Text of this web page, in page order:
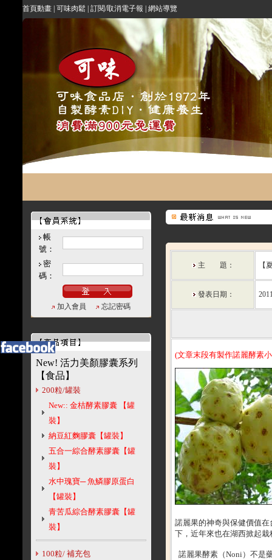
首頁動畫| 可味肉鬆| 訂閱/取消電子報 網站導覽
帳
號：
密
碼：
加入會員 忘記密碼
New! 活力美顏膠囊系列
【食品】
200粒/罐裝
New:: 金桔酵素膠囊 【罐
裝】
納豆紅麴膠囊【罐裝】
五合一綜合酵素膠囊【罐
裝】
水中瑰寶─ 魚鱗膠原蛋白
【罐裝】
青苦瓜綜合酵素膠囊【罐
裝】
100粒/ 補充包
主 題： 【
發表日期：
(文章末段有製作諾麗酵素
諾麗果的神奇與保健價值
下，近年來也在湖西掀起栽
諾麗果酵素（Noni）不是